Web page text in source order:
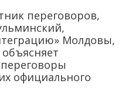
переговоров,
Молдовы,
официального